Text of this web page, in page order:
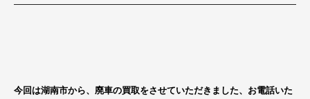
今回は湖南市から、廃車の買取をさせていただきました、お電話いた